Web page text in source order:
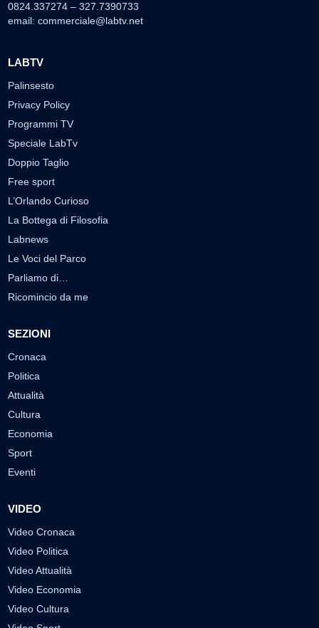
0824.337274 – 327.7390733
email: commerciale@labtv.net
LABTV
Palinsesto
Privacy Policy
Programmi TV
Speciale LabTv
Doppio Taglio
Free sport
L’Orlando Curioso
La Bottega di Filosofia
Labnews
Le Voci del Parco
Parliamo di…
Ricomincio da me
SEZIONI
Cronaca
Politica
Attualità
Cultura
Economia
Sport
Eventi
VIDEO
Video Cronaca
Video Politica
Video Attualità
Video Economia
Video Cultura